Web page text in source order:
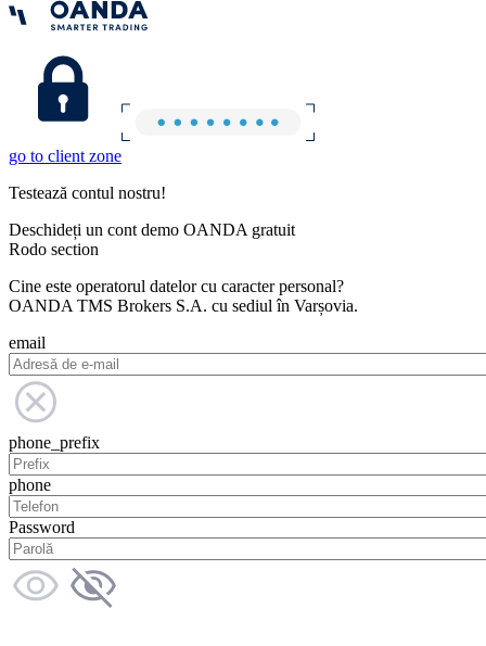
go to client zone
Testează contul nostru!
Deschideți un cont demo OANDA gratuit
Rodo section
Cine este operatorul datelor cu caracter personal?
OANDA TMS Brokers S.A. cu sediul în Varșovia.
email
phone_prefix
phone
Password